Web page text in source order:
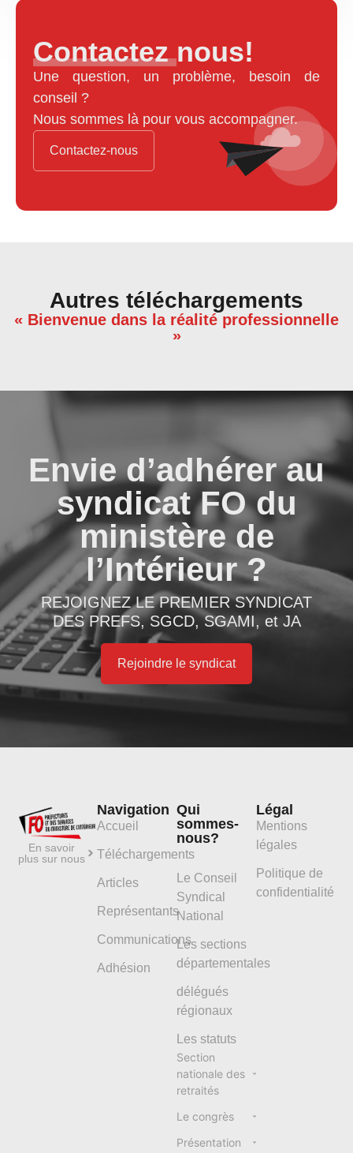
Contactez nous!
Une question, un problème, besoin de
conseil ?
Nous sommes là pour vous accompagner.
Contactez-nous
Autres téléchargements
« Bienvenue dans la réalité professionnelle
»
Envie d’adhérer au
syndicat FO du
ministère de
l’Intérieur ?
REJOIGNEZ LE PREMIER SYNDICAT
DES PREFS, SGCD, SGAMI, et JA
Rejoindre le syndicat
En savoir
plus sur nous
Navigation
Accueil
Téléchargements
Articles
Représentants
Communications
Adhésion
Qui
sommes-
nous?
Le Conseil
Syndical
National
Les sections
départementales
délégués
régionaux
Les statuts
Section
nationale des
retraités
Le congrès
Présentation
Légal
Mentions
légales
Politique de
confidentialité